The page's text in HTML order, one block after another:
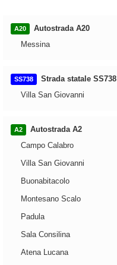
A20
Autostrada A20
Messina
SS738
Strada statale SS738
Villa San Giovanni
A2
Autostrada A2
Campo Calabro
Villa San Giovanni
Buonabitacolo
Montesano Scalo
Padula
Sala Consilina
Atena Lucana